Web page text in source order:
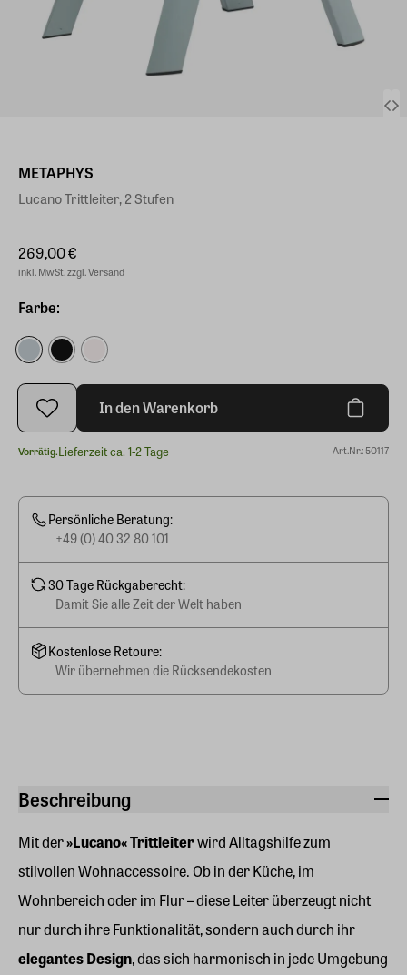
Beschreibung
Mit der»Lucano« Trittleiterwird Alltagshilfe zum
stilvollen Wohnaccessoire. Ob in der Küche, im
Wohnbereich oder im Flur – diese Leiter überzeugt nicht
nur durch ihre Funktionalität, sondern auch durch ihr
elegantes Design, das sich harmonisch in jede Umgebung
METAPHYS
Lucano Trittleiter, 2 Stufen
269,00 €
inkl. MwSt. zzgl. Versand
Farbe:
In den Warenkorb
Vorrätig.Lieferzeit ca. 1-2 Tage Art.Nr.: 50117
Persönliche Beratung:
+49 (0) 40 32 80 101
30 Tage Rückgaberecht:
Damit Sie alle Zeit der Welt haben
Kostenlose Retoure:
Wir übernehmen die Rücksendekosten